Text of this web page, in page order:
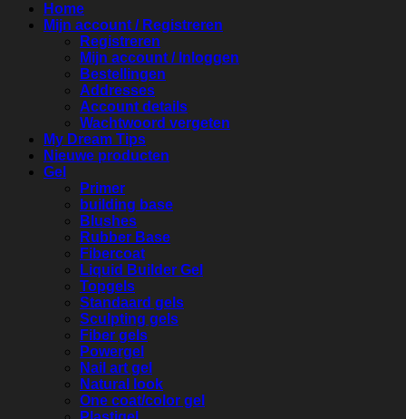
Home
Mijn account / Registreren
Registreren
Mijn account / Inloggen
Bestellingen
Addresses
Account details
Wachtwoord vergeten
My Dream Tips
Nieuwe producten
Gel
Primer
building base
Blushes
Rubber Base
Fibercoat
Liquid Builder Gel
Topgels
Standaard gels
Sculpting gels
Fiber gels
Powergel
Nail art gel
Natural look
One coat/color gel